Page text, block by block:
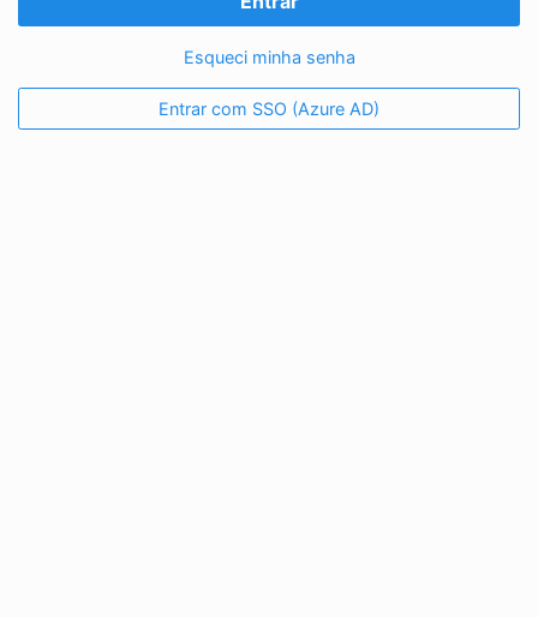
Esqueci minha senha
Entrar com SSO (Azure AD)